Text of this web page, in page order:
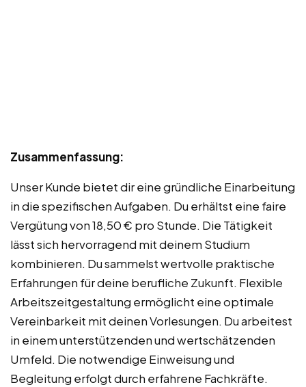
Zusammenfassung:
Unser Kunde bietet dir eine gründliche Einarbeitung
in die spezifischen Aufgaben. Du erhältst eine faire
Vergütung von 18,50 € pro Stunde. Die Tätigkeit
lässt sich hervorragend mit deinem Studium
kombinieren. Du sammelst wertvolle praktische
Erfahrungen für deine berufliche Zukunft. Flexible
Arbeitszeitgestaltung ermöglicht eine optimale
Vereinbarkeit mit deinen Vorlesungen. Du arbeitest
in einem unterstützenden und wertschätzenden
Umfeld. Die notwendige Einweisung und
Begleitung erfolgt durch erfahrene Fachkräfte.